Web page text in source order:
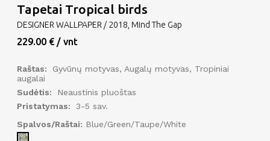
Tapetai Tropical birds
DESIGNER WALLPAPER / 2018, Mind The Gap
229.00 € / vnt
Raštas:
Gyvūnų motyvas, Augalų motyvas, Tropiniai
augalai
Sudėtis:
Neaustinis pluoštas
Pristatymas:
3-5 sav.
Spalvos/Raštai: Blue/Green/Taupe/White